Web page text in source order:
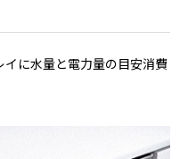
に水量と電力量の目安消費